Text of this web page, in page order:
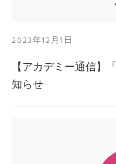
2023年12月1日
【アカデミー通信】
知らせ